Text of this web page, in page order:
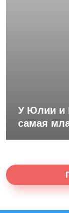
У Юлии и
самая